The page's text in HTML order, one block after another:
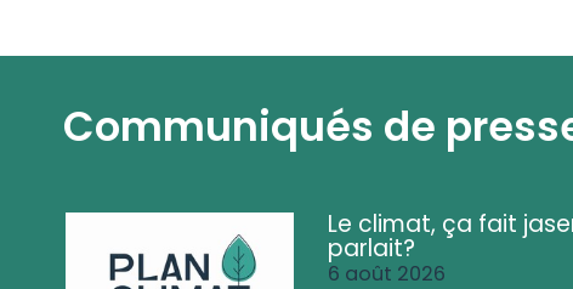
Communiqués de
Le climat, ça fait
parlait?
6 août 2026